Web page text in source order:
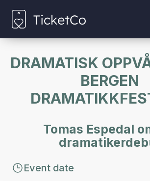
DRAMATISK
BERGEN
Tomas Espedal
Event date